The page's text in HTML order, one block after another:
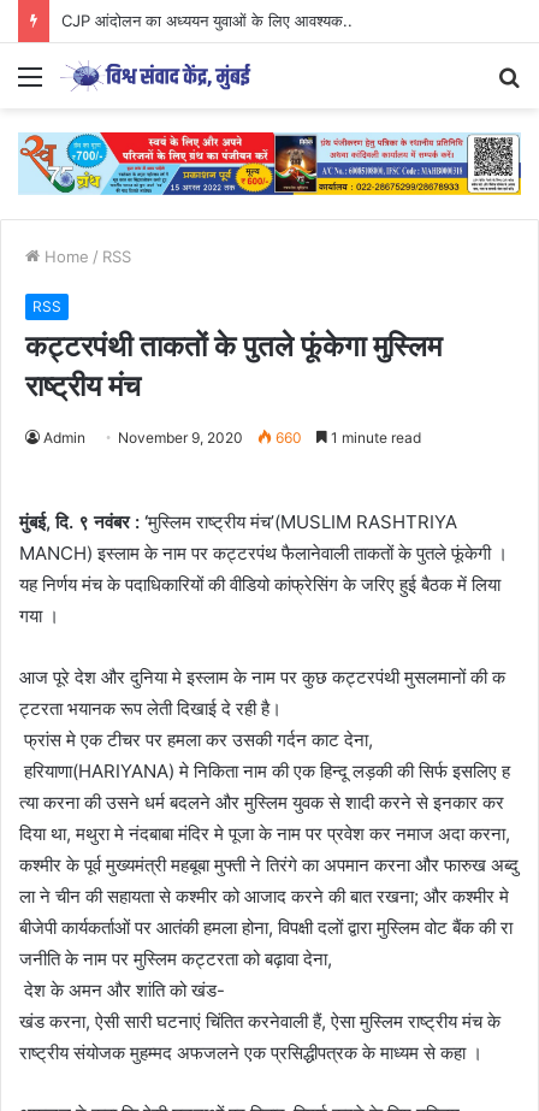
CJP आंदोलन का अध्ययन युवाओं के लिए आवश्यक..
Menu
Home / RSS
RSS
कट्टरपंथी ताकतों के पुतले फूंकेगा मुस्लिम
राष्ट्रीय मंच
Admin November 9, 2020 660 1 minute read
मुंबई, दि. ९ नवंबर : ‘मुस्लिम राष्ट्रीय मंच’(MUSLIM RASHTRIYA
MANCH) इस्लाम के नाम पर कट्टरपंथ फैलानेवाली ताकतों के पुतले फूंकेगी ।
यह निर्णय मंच के पदाधिकारियों की वीडियो कांफ्रेसिंग के जरिए हुई बैठक में लिया
गया ।
आज पूरे देश और दुनिया मे इस्लाम के नाम पर कुछ कट्टरपंथी मुसलमानों की क
ट्टरता भयानक रूप लेती दिखाई दे रही है।
फ्रांस मे एक टीचर पर हमला कर उसकी गर्दन काट देना,
हरियाणा(HARIYANA) मे निकिता नाम की एक हिन्दू लड़की की सिर्फ इसलिए ह
त्या करना की उसने धर्म बदलने और मुस्लिम युवक से शादी करने से इनकार कर
दिया था, मथुरा मे नंदबाबा मंदिर मे पूजा के नाम पर प्रवेश कर नमाज अदा करना,
कश्मीर के पूर्व मुख्यमंत्री महबूबा मुफ्ती ने तिरंगे का अपमान करना और फारुख अब्दु
ला ने चीन की सहायता से कश्मीर को आजाद करने की बात रखना; और कश्मीर मे
बीजेपी कार्यकर्ताओं पर आतंकी हमला होना, विपक्षी दलों द्वारा मुस्लिम वोट बैंक की रा
जनीति के नाम पर मुस्लिम कट्टरता को बढ़ावा देना,
देश के अमन और शांति को खंड-
खंड करना, ऐसी सारी घटनाएं चिंतित करनेवाली हैं, ऐसा मुस्लिम राष्ट्रीय मंच के
राष्ट्रीय संयोजक मुहम्मद अफजलने एक प्रसिद्धीपत्रक के माध्यम से कहा ।